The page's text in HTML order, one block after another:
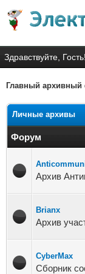
Здравствуйте, Гость!
Главный архивный
Личные архивы
Форум
Архив
Brianx
Архив
CyberMax
Сборник